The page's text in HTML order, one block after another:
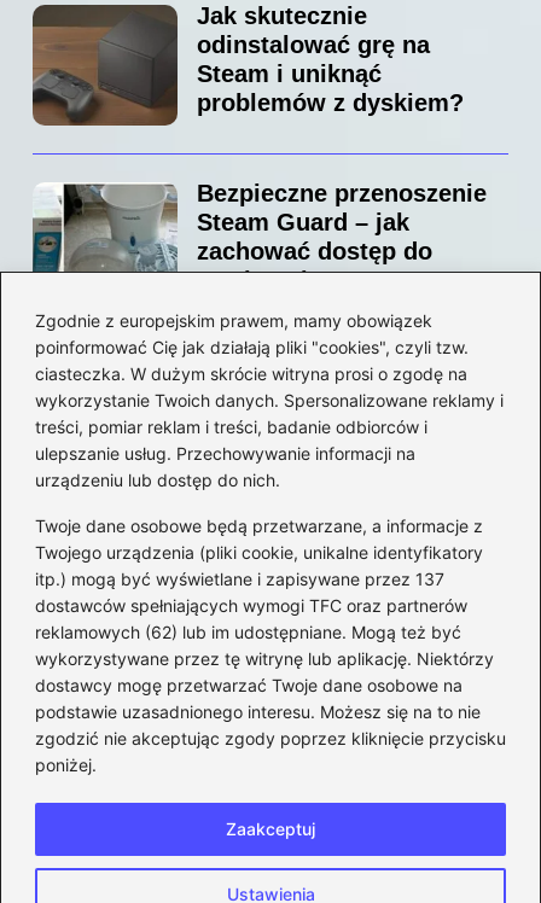
Zgodnie z europejskim prawem, mamy obowiązek
poinformować Cię jak działają pliki "cookies", czyli tzw.
ciasteczka. W dużym skrócie witryna prosi o zgodę na
wykorzystanie Twoich danych. Spersonalizowane reklamy i
treści, pomiar reklam i treści, badanie odbiorców i
ulepszanie usług. Przechowywanie informacji na
urządzeniu lub dostęp do nich.
Twoje dane osobowe będą przetwarzane, a informacje z
Twojego urządzenia (pliki cookie, unikalne identyfikatory
itp.) mogą być wyświetlane i zapisywane przez 137
dostawców spełniających wymogi TFC oraz partnerów
reklamowych (62) lub im udostępniane. Mogą też być
wykorzystywane przez tę witrynę lub aplikację. Niektórzy
dostawcy mogę przetwarzać Twoje dane osobowe na
podstawie uzasadnionego interesu. Możesz się na to nie
zgodzić nie akceptując zgody poprzez kliknięcie przycisku
poniżej.
Ustawienia
Zaakceptuj
Jak skutecznie
odinstalować grę na
Steam i uniknąć
problemów z dyskiem?
Bezpieczne przenoszenie
Steam Guard – jak
zachować dostęp do
swojego konta?
Jak bez stresu zmienić
adres email na Steam –
prosty przewodnik krok po
kroku
Kategorie
CS:GO(26)
FIFA(90)
Forza Horizon(22)
Gry(186)
Modyfikacje(42)
Spolszczenia(101)
Prywatność Zasady użytkowania